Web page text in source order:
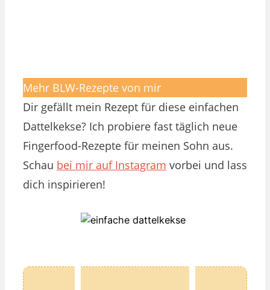
Mehr BLW-Rezepte von mir
Dir gefällt mein Rezept für diese einfachen
Dattelkekse? Ich probiere fast täglich neue
Fingerfood-Rezepte für meinen Sohn aus.
Schau bei mir auf Instagram vorbei und lass
dich inspirieren!